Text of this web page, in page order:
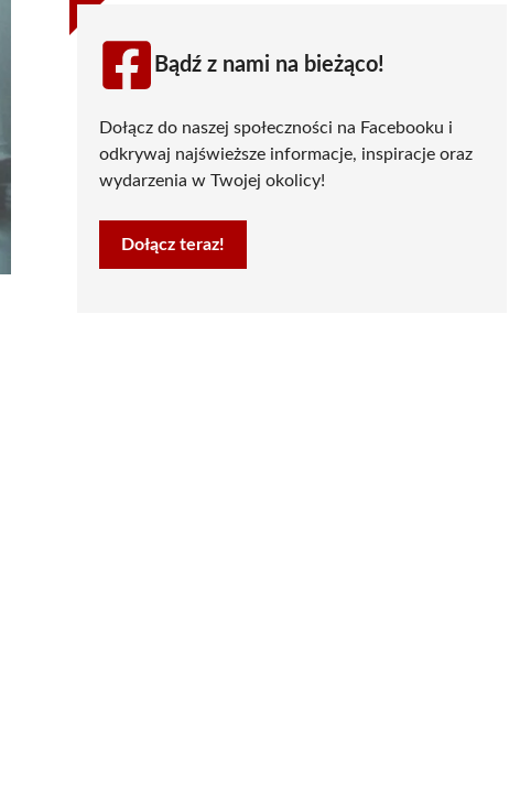
Bądź z nami na bieżąco!
Dołącz do naszej społeczności na Facebooku i
odkrywaj najświeższe informacje, inspiracje oraz
wydarzenia w Twojej okolicy!
Dołącz teraz!